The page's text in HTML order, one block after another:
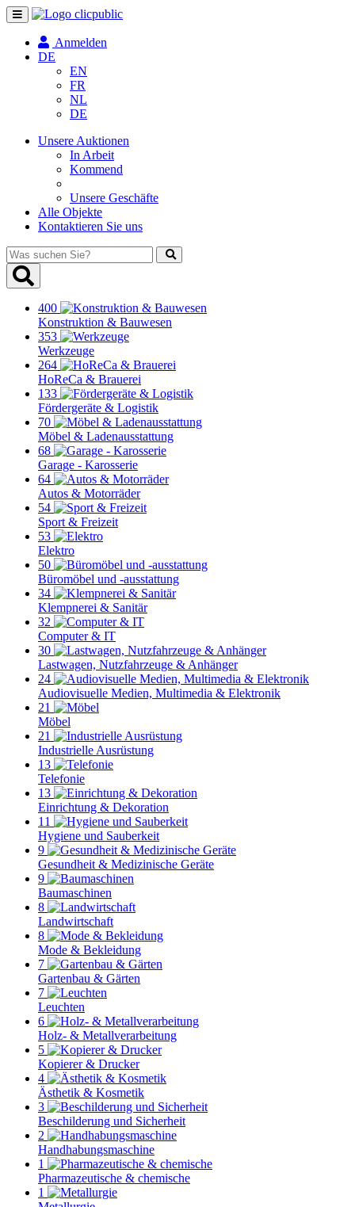
Navigation
umschalten
Anmelden
DE
EN
FR
NL
DE
Unsere Auktionen
In Arbeit
Kommend
Unsere Geschäfte
Alle Objekte
Kontaktieren Sie uns
Was
suchen
Sie?
400
Konstruktion & Bauwesen
353
Werkzeuge
264
HoReCa & Brauerei
133
Fördergeräte & Logistik
70
Möbel & Ladenausstattung
68
Garage - Karosserie
64
Autos & Motorräder
54
Sport & Freizeit
53
Elektro
50
Büromöbel und -ausstattung
34
Klempnerei & Sanitär
32
Computer & IT
30
Lastwagen, Nutzfahrzeuge & Anhänger
24
Audiovisuelle Medien, Multimedia & Elektronik
21
Möbel
21
Industrielle Ausrüstung
13
Telefonie
13
Einrichtung & Dekoration
11
Hygiene und Sauberkeit
9
Gesundheit & Medizinische Geräte
9
Baumaschinen
8
Landwirtschaft
8
Mode & Bekleidung
7
Gartenbau & Gärten
7
Leuchten
6
Holz- & Metallverarbeitung
5
Kopierer & Drucker
4
Ästhetik & Kosmetik
3
Beschilderung und Sicherheit
2
Handhabungsmaschine
1
Pharmazeutische & chemische
1